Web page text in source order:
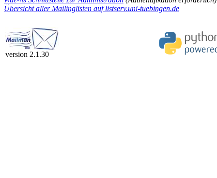
Übersicht aller Mailinglisten auf listserv.uni-tuebingen.de
version 2.1.30